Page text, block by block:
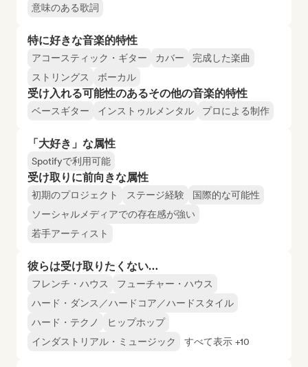
意味のある歌詞
特に好きな音楽的特性
アコースティック・ギター カバー
完成した楽曲
ストリングス
ボーカル
受け入れる可能性のあるその他の音楽的特性
ベースギター インストゥルメンタル プロによる制作
「大好き」な属性
Spotifyで利用可能
受け取りに前向きな属性
初期のプロジェクト ステージ経験
国際的な可能性
ソーシャルメディアでの存在感が強い
若手アーティスト
彼らは受け取りたくない…
フレンチ・ハウス
フューチャー・ハウス
ハード・ダンス／ハードコア／ハードスタイル
ハード・テクノ
ヒップホップ
インダストリアル・ミュージック
すべて表示 +10